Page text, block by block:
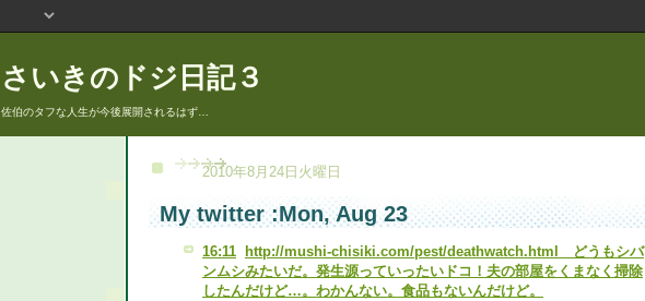
さいきのドジ日記３
佐伯のタフな人生が今後展開されるはず…
2010年8月24日火曜日
My twitter :Mon, Aug 23
16:11
http://mushi-chisiki.com/pest/deathwatch.html どうもシバ
ンムシみたいだ。発生源っていったいドコ！夫の部屋をくまなく掃除
したんだけど…。わかんない。食品もないんだけど。